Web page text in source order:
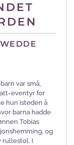
var små,
eventyr for
hun isteden å
barna hadde
Tobias
og
rullestol. I